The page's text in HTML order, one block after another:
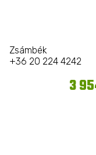
Zsámbék
+36 20 224 4242
3